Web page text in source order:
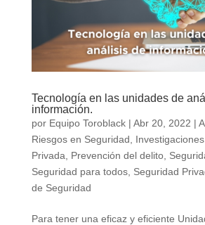
Tecnología en las unidades de
información.
por Equipo Toroblack| Abr 20, 2022 |
Riesgos en Seguridad
Privada
Prevención del delito,
Seguridad para todos, Seguridad
de Seguridad
Para tener una eficaz y eficiente